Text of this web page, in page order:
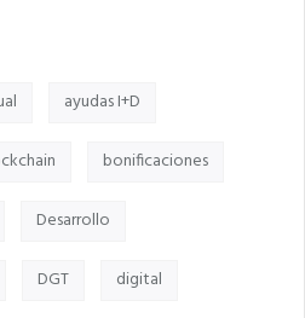
ayudas I+D
bonificaciones
Desarrollo
DGT digital